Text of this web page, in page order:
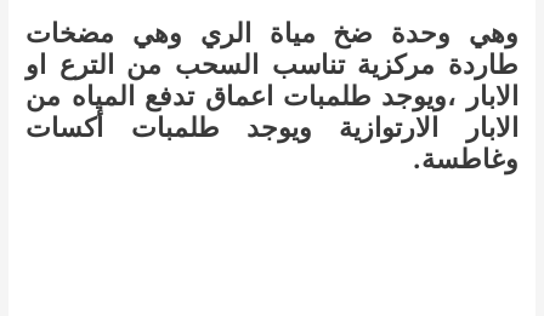
وهي وحدة ضخ مياة الري وهي مضخات
طاردة مركزية تناسب السحب من الترع او
الابار ،ويوجد طلمبات اعماق تدفع المياه من
الابار الارتوازية ويوجد طلمبات أكسات
وغاطسة.